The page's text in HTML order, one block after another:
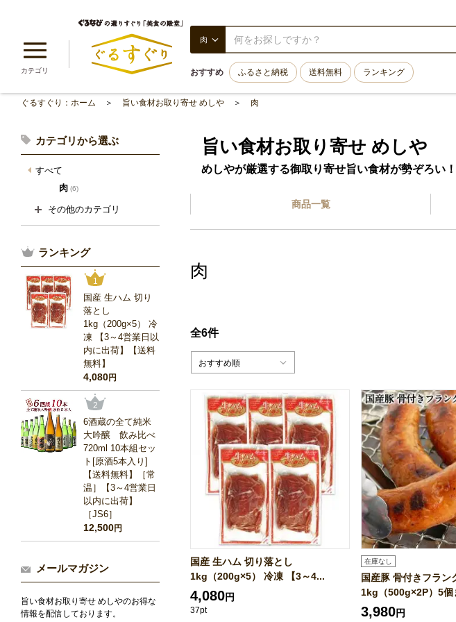
カテゴリ
肉
おすすめ ふるさと納税 送料無料 ランキング
ぐるすぐり：ホーム 旨い食材お取り寄せ めしや 肉
旨い食材お取り寄せ めしや
めしやが厳選する御取り寄せ旨い食材が勢ぞろい
商品一覧
肉
全6件
おすすめ順
国産 生ハム 切り落とし
1kg（200g×5） 冷凍 【3～4...
4,080円
37pt
在庫なし
国産豚 骨付きフラン
1kg（500g×2P）5個
3,980円
カテゴリから選ぶ
すべて
肉 (6)
その他のカテゴリ
ランキング
1
国産 生ハム 切り
落とし
1kg（200g×5） 冷
凍 【3～4営業日以
内に出荷】【送料
無料】
4,080円
2
6酒蔵の全て純米
大吟醸 飲み比べ
720ml 10本組セッ
ト[原酒5本入り]
【送料無料】［常
温］【3～4営業日
以内に出荷】
［JS6］
12,500円
メールマガジン
旨い食材お取り寄せ めしやのお得な
情報を配信しております。